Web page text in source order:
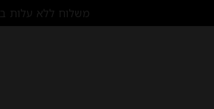
משלוח ללא עלות ב